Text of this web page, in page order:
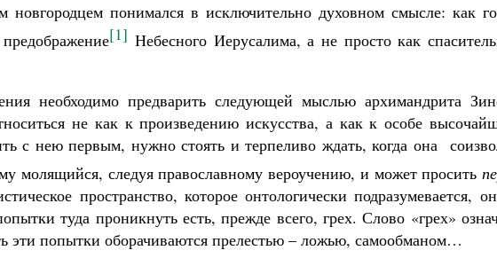
новгородцем понимался в исключительно духовном смысле: как
[1] Небесного Иерусалима, а не просто как
необходимо предварить следующей мыслью архимандрита
не как к произведению искусства, а как к особе
с нею первым, нужно стоять и терпеливо ждать, когда она
молящийся, следуя православному вероучению, и может просить
пространство, которое онтологически подразумевается,
туда проникнуть есть, прежде всего, грех. Слово «грех»
эти попытки оборачиваются прелестью – ложью, самообманом…